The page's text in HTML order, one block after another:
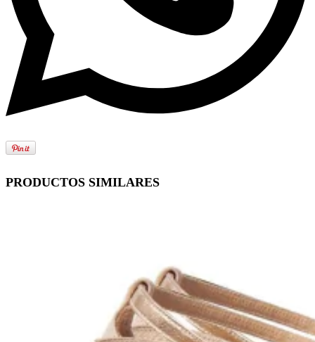
PRODUCTOS SIMILARES